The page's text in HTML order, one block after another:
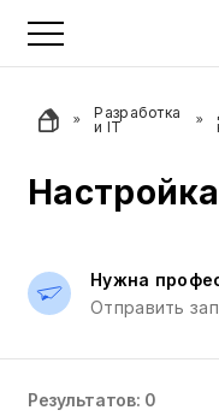
Разработка
и IT
Нужна
Отправить
Результатов: 0